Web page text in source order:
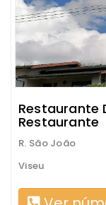
Restaurante
Restaurante
R. São João
Viseu